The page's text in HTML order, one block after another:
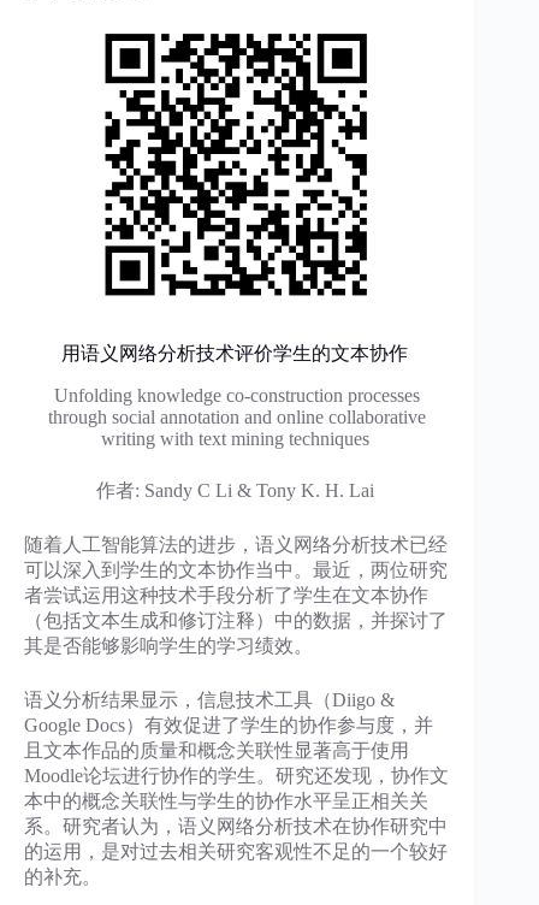
用语义网络分析技术评价学生的文本协作
Unfolding knowledge co-construction processes
through social annotation and online collaborative
writing with text mining techniques
作者: Sandy C Li & Tony K. H. Lai
随着人工智能算法的进步，语义网络分析技术已经
可以深入到学生的文本协作当中。最近，两位研究
者尝试运用这种技术手段分析了学生在文本协作
（包括文本生成和修订注释）中的数据，并探讨了
其是否能够影响学生的学习绩效。
语义分析结果显示，信息技术工具（Diigo &
Google Docs）有效促进了学生的协作参与度，并
且文本作品的质量和概念关联性显著高于使用
Moodle论坛进行协作的学生。研究还发现，协作文
本中的概念关联性与学生的协作水平呈正相关关
系。研究者认为，语义网络分析技术在协作研究中
的运用，是对过去相关研究客观性不足的一个较好
的补充。